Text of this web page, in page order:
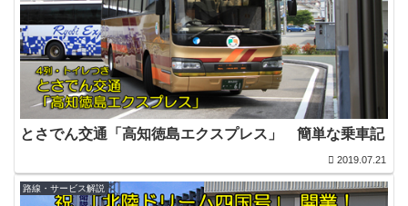
とさでん交通「高知徳島エクスプレス」 簡単な乗車記
2019.07.21
路線・サービス解説